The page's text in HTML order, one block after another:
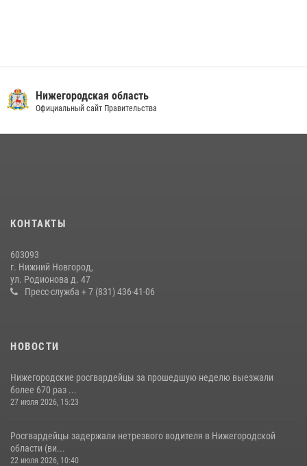
Нижегородская область
Официальный сайт Правительства
КОНТАКТЫ
603093
г. Нижний Новгород,
ул. Родионова д. 47
Пресс-служба + 7 (831) 436-41-06
НОВОСТИ
Нижегородские росгвардейцы за прошедшую неделю выезжали
более 670 раз ...
27 июля 2026, 15:23
Росгвардейцы задержали нетрезвого водителя в Нижегородской
области (ви...
22 июля 2026, 10:40